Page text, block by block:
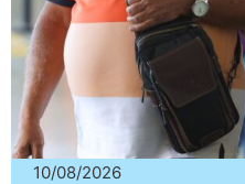
10/08/2026